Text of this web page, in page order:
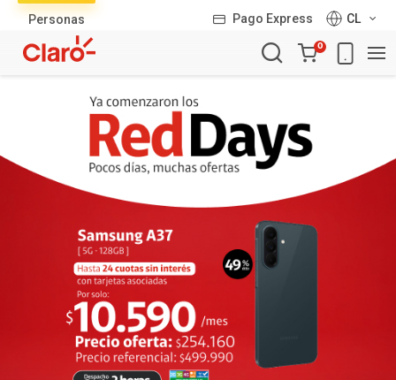
Personas Pago Express
CL
Carro
de
0
productos